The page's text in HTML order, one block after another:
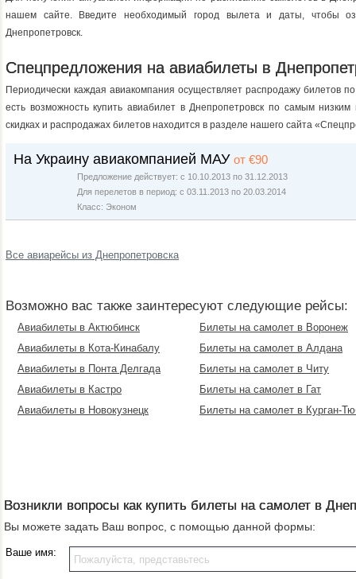
нашем сайте. Введите необходимый город вылета и даты, чтобы
Днепропетровск.
Спецпредложения на авиабилеты в
Периодически каждая авиакомпания осуществляет распродажу билетов
есть возможность купить авиабилет в Днепропетровск по самым
скидках и распродажах билетов находится в разделе нашего сайта
На Украину авиакомпанией МАУ от €90
Предложение действует: с 10.10.2013 по 31.12.2013
Для перелетов в период: с 03.11.2013 по 20.03.2014
Класс: Эконом
Все авиарейсы из Днепропетровска
Возможно вас также заинтересуют следующие рейсы:
Авиабилеты в Актюбинск
Авиабилеты в Кота-Кинабалу
Авиабилеты в Понта Делгада
Авиабилеты в Кастро
Авиабилеты в Новокузнецк
Билеты на самолет в Воронеж
Билеты на самолет в Алдана
Билеты на самолет в Читу
Билеты на самолет в Гат
Билеты на самолет в Курган-
Возникли вопросы как купить билеты на самолет в
Вы можете задать Ваш вопрос, с помощью данной формы:
Ваше имя: